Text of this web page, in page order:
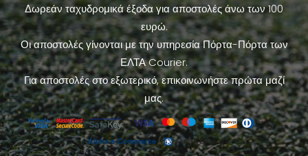
Δωρεάν ταχυδρομικά έξοδα για αποστολές άνω των 100
ευρώ.
Οι αποστολές γίνονται με την υπηρεσία Πόρτα-Πόρτα των
ΕΛΤΑ Courier.
Για αποστολές στο εξωτερικό, επικοινωνήστε πρώτα μαζί
μας.